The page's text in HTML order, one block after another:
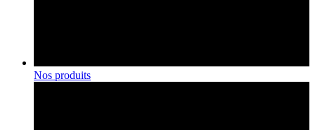
Nos produits